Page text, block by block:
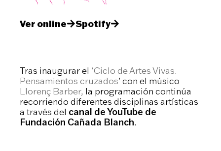
Ver online Spotify
Tras inaugurar el ‘Ciclo de Artes Vivas.
Pensamientos cruzados’ con el músico
Llorenç Barber, la programación continúa
recorriendo diferentes disciplinas artísticas
a través del canal de YouTube de
Fundación Cañada Blanch.